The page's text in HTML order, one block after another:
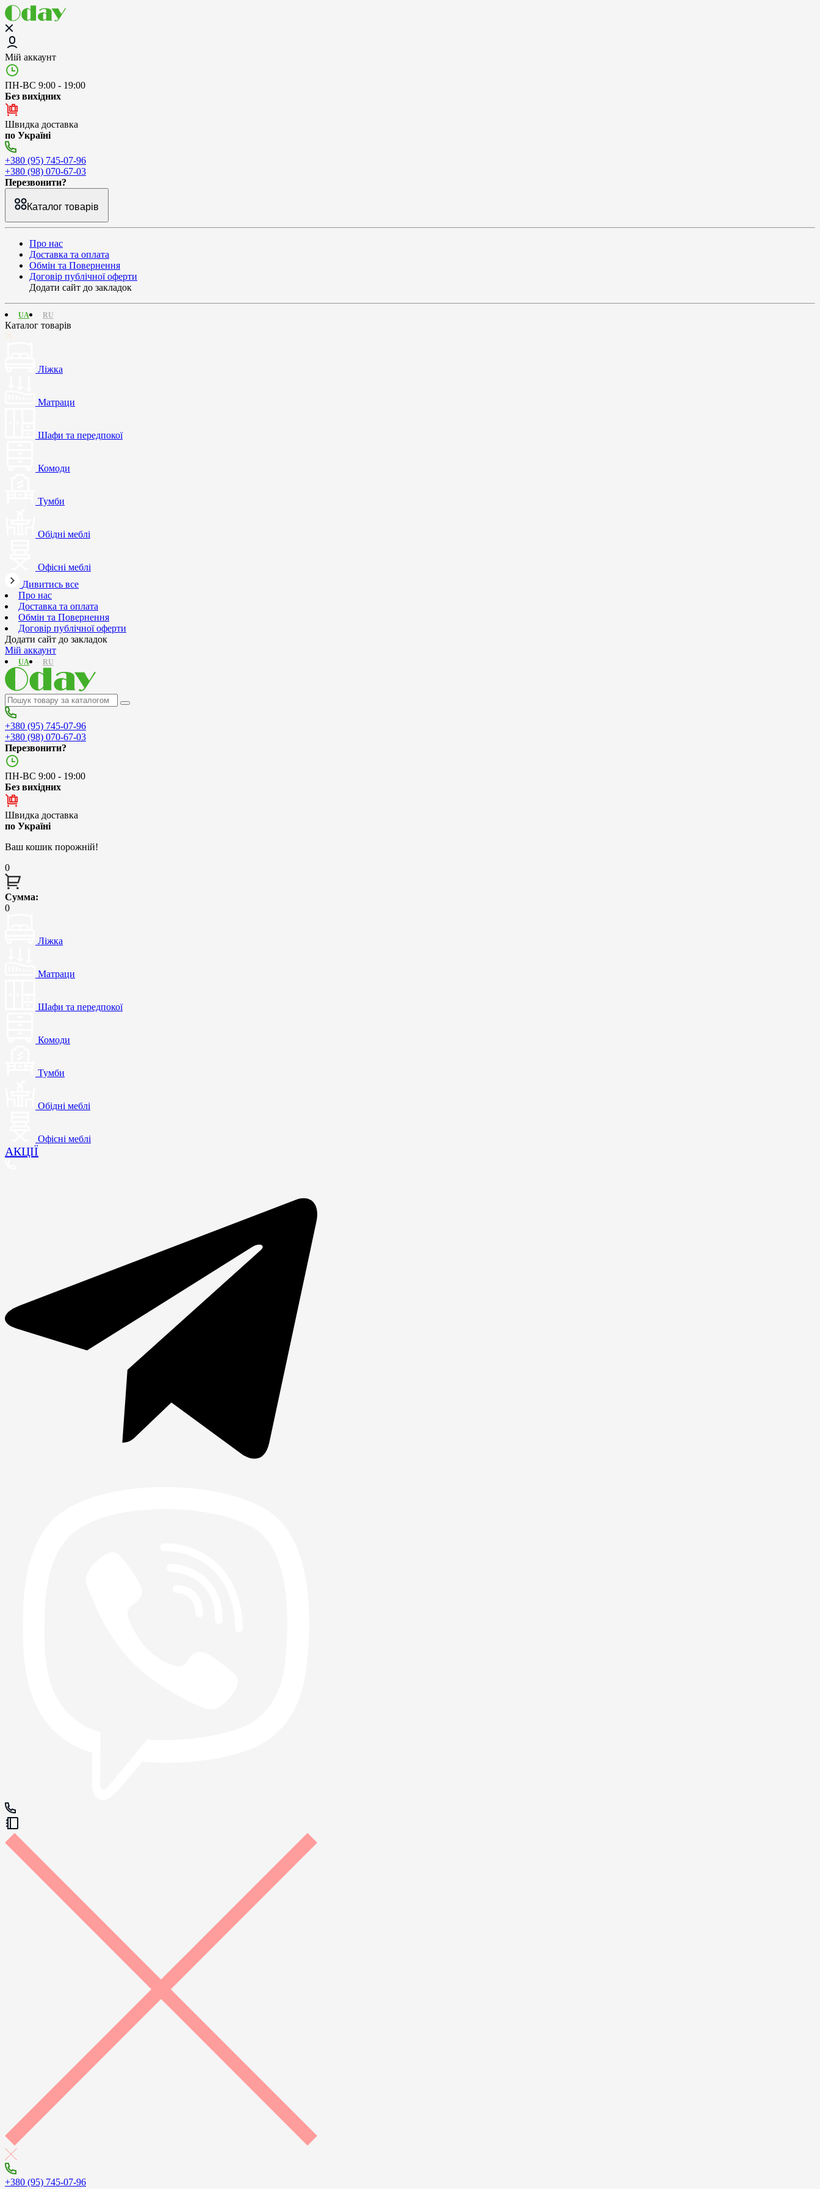
Мій аккаунт
ПН-ВС 9:00 - 19:00
Без вихідних
Швидка доставка
по Україні
+380 (95) 745-07-96
+380 (98) 070-67-03
Перезвонити?
Каталог товарів
Про нас
Доставка та оплата
Обмін та Повернення
Договір публічної оферти
Додати сайт до закладок
RU
UA
Каталог товарів
Ліжка
Матраци
Шафи та передпокої
Комоди
Тумби
Обідні меблі
Офісні меблі
Дивитись все
Про нас
Доставка та оплата
Обмін та Повернення
Договір публічної оферти
Додати сайт до закладок
Мій аккаунт
RU
UA
+380 (95) 745-07-96
+380 (98) 070-67-03
Перезвонити?
ПН-ВС 9:00 - 19:00
Без вихідних
Швидка доставка
по Україні
Ваш кошик порожній!
0
Сумма:
0
Ліжка
Матраци
Шафи та передпокої
Комоди
Тумби
Обідні меблі
Офісні меблі
АКЦІЇ
+380 (95) 745-07-96